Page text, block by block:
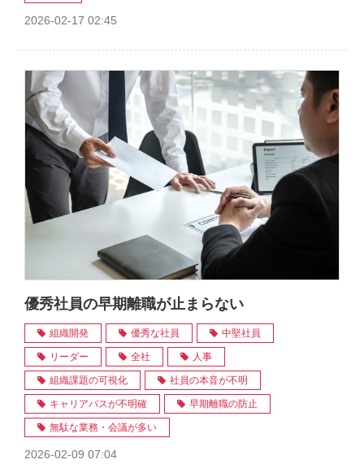
2026-02-17 02:45
優秀社員の早期離職が止まらない
組織開発 優秀な社員 中堅社員
リーダー 全社 人事
組織課題の可視化 社員の本音が不明
キャリアパスが不明確 早期離職の防止
無駄な業務・会議が多い
2026-02-09 07:04